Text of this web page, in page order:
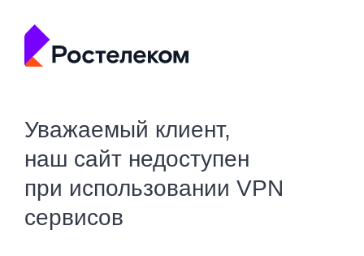
Уважаемый клиент,
наш сайт недоступен
при использовании VPN
сервисов